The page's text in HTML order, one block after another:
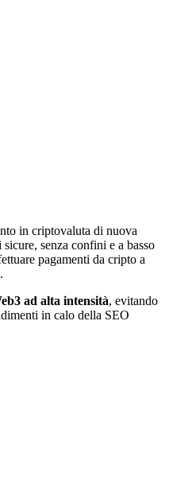
in criptovaluta di nuova
senza confini e a basso
pagamenti da cripto a
ad alta intensità, evitando
in calo della SEO